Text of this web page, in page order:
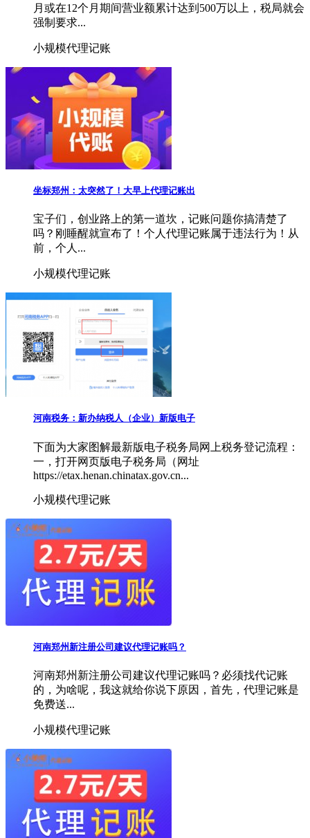
月或在12个月期间营业额累计达到500万以上，税局就会
强制要求...
小规模代理记账
坐标郑州：太突然了！大早上代理记账出
宝子们，创业路上的第一道坎，记账问题你搞清楚了
吗？刚睡醒就宣布了！个人代理记账属于违法行为！从
前，个人...
小规模代理记账
河南税务：新办纳税人（企业）新版电子
下面为大家图解最新版电子税务局网上税务登记流程：
一，打开网页版电子税务局（网址
https://etax.henan.chinatax.gov.cn...
小规模代理记账
河南郑州新注册公司建议代理记账吗？
河南郑州新注册公司​建议代理记账吗？必须找代记账
的，为啥呢，我这就给你说下原因，首先，代理记账是
免费送...
小规模代理记账